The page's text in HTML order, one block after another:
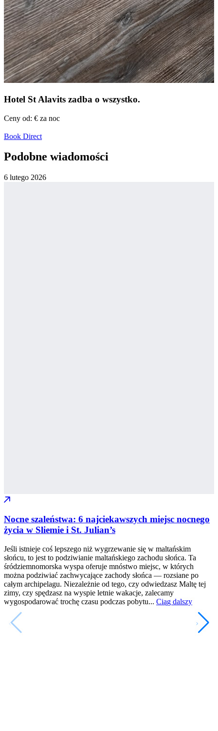
Hotel St Alavits zadba o wszystko.
Ceny od: € za noc
Book Direct
Podobne wiadomości
6 lutego 2026
Nocne szaleństwa: 6 najciekawszych miejsc nocnego
życia w Sliemie i St. Julian’s
Jeśli istnieje coś lepszego niż wygrzewanie się w maltańskim
słońcu, to jest to podziwianie maltańskiego zachodu słońca. Ta
śródziemnomorska wyspa oferuje mnóstwo miejsc, w których
można podziwiać zachwycające zachody słońca — rozsiane po
całym archipelagu. Niezależnie od tego, czy odwiedzasz Maltę tej
zimy, czy spędzasz na wyspie letnie wakacje, zalecamy
wygospodarować trochę czasu podczas pobytu... Ciąg dalszy